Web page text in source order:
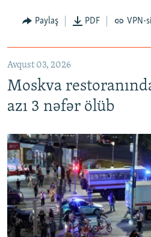
Paylaş PDF VPN-
Avqust 03, 2026
Moskva
azı 3 nəfər ölüb